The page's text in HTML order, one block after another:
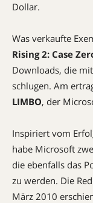
Dollar.
Was verkaufte
Rising 2: Case
Downloads, die
schlugen. Am
LIMBO, der
Inspiriert vom
habe Microsoft
die ebenfalls das
zu werden. Die
März 2010